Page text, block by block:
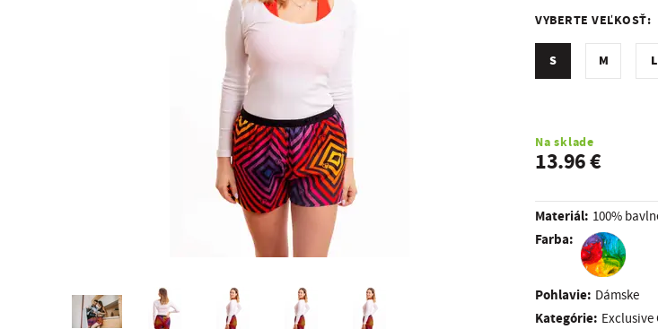
VYBERTE VEĽKOSŤ:
S M L
Na sklade
13.96 €
Materiál: 100%
Farba:
Pohlavie: Dámske
kategórie: Exclusive